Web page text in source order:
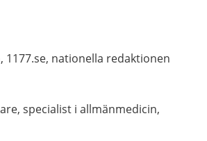
1177.se, nationella redaktionen
specialist i allmänmedicin,